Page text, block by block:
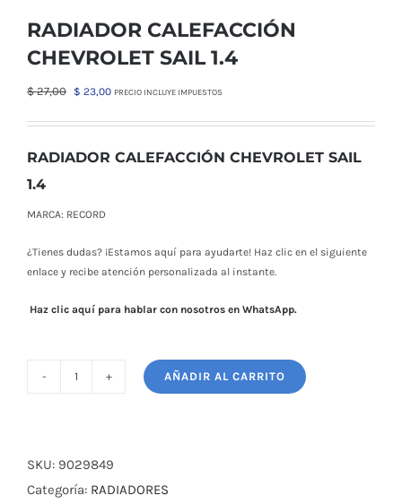
RADIADOR CALEFACCIÓN
CHEVROLET SAIL 1.4
$27,00
El
original
$ 23,00El
actual
PRECIO INCLUYE IMPUESTOS
RADIADOR CALEFACCIÓN CHEVROLET SAIL
1.4
MARCA: RECORD
¿Tienes dudas? ¡Estamos aquí para ayudarte! Haz clic en el siguiente
enlace y recibe atención personalizada al instante.
Haz clic aquí para hablar con nosotros en WhatsApp.
SAIL
1.4
AÑADIR AL CARRITO
SKU: 9029849
Categoría: RADIADORES